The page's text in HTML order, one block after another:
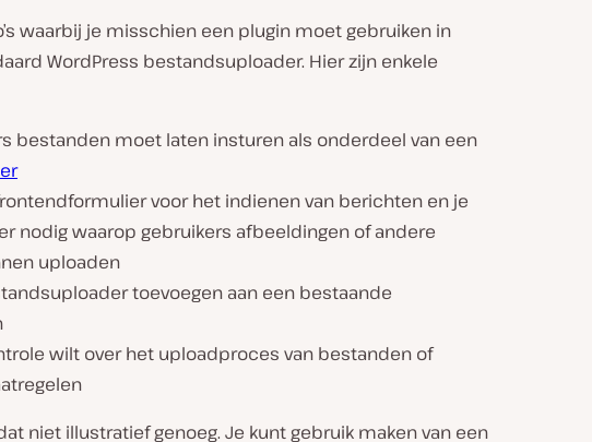
waarbij je misschien een plugin moet gebruiken in
WordPress bestandsuploader. Hier zijn enkele
bestanden moet laten insturen als onderdeel van een
voor het indienen van berichten en je
nodig waarop gebruikers afbeeldingen of andere
uploaden
toevoegen aan een bestaande
wilt over het uploadproces van bestanden of
niet illustratief genoeg. Je kunt gebruik maken van een